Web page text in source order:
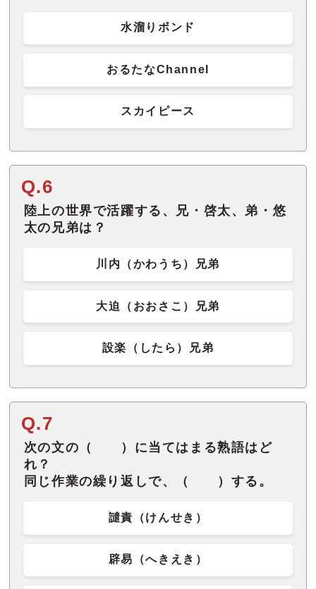
水溜りボンド
おるたなChannel
スカイピース
Q.6
陸上の世界で活躍する、兄・啓太、弟・悠
太の兄弟は？
川内（かわうち）兄弟
大迫（おおさこ）兄弟
設楽（したら）兄弟
Q.7
次の文の（ ）に当てはまる熟語はど
れ？
同じ作業の繰り返しで、（ ）する。
譴責（けんせき）
辟易（へきえき）